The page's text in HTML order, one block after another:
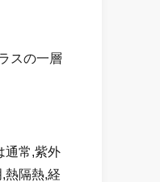
スの一層
通常,紫外
熱隔熱,経